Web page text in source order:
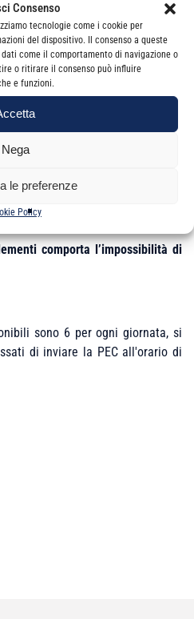
Consenso
tecnologie come i cookie per
del dispositivo. Il consenso a queste
come il comportamento di navigazione o
o ritirare il consenso può influire
e funzioni.
Nega
le preferenze
Policy
inserito tutti i dati obbligatori
pratica segnalata.
la richiesta esempio sgravio,
…………);
contatto tramite cassetto
comporta l’impossibilità di
sono 6 per ogni giornata, si
di inviare la PEC all'orario di